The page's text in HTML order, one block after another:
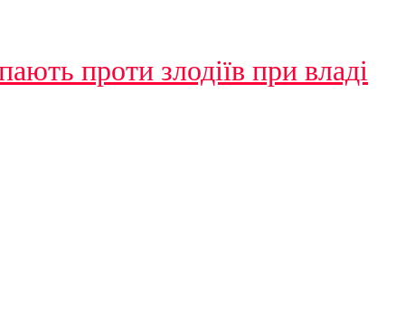
проти злодіїв при владі